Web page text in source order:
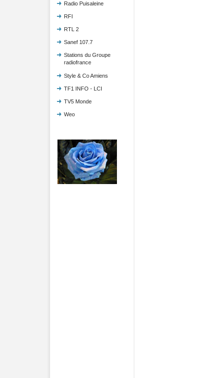
Radio Puisaleine
RFI
RTL 2
Sanef 107.7
Stations du Groupe
radiofrance
Style & Co Amiens
TF1 INFO - LCI
TV5 Monde
Weo